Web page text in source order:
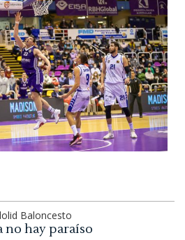
Baloncesto
no hay paraíso